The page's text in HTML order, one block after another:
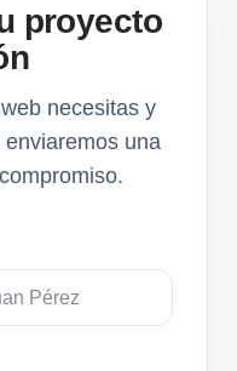
proyecto
necesitas y
una